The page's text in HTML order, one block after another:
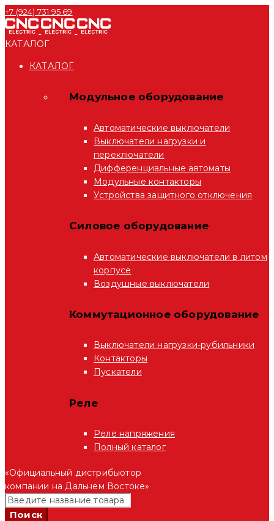
+7 (924) 731 95 69
КАТАЛОГ
КАТАЛОГ
Модульное оборудование
Автоматические выключатели
Выключатели нагрузки и
переключатели
Дифференциальные автоматы
Модульные контакторы
Устройства защитного отключения
Силовое оборудование
Автоматические выключатели в литом
корпусе
Воздушные выключатели
Коммутационное оборудование
Выключатели нагрузки-рубильники
Контакторы
Пускатели
Реле
Реле напряжения
Полный каталог
«Официальный дистрибьютор
компании на Дальнем Востоке»